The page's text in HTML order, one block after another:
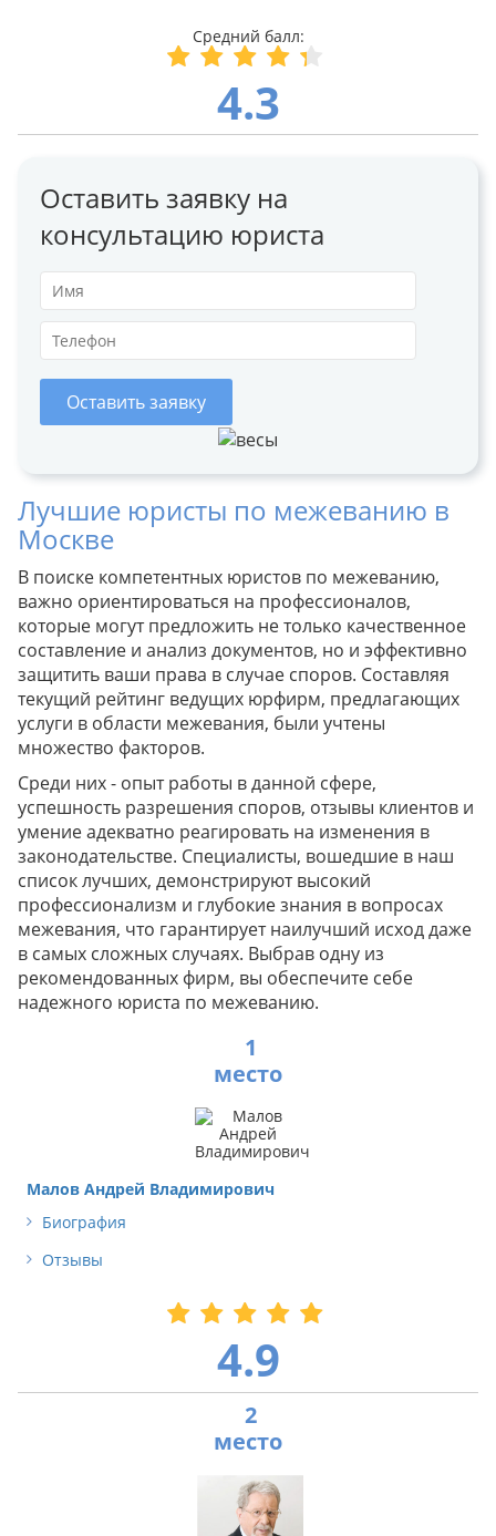
4.3
Оставить заявку на
консультацию юриста
Оставить заявку
Лучшие юристы по межеванию в
Москве
В поиске компетентных юристов по межеванию,
важно ориентироваться на профессионалов,
которые могут предложить не только качественное
составление и анализ документов, но и эффективно
защитить ваши права в случае споров. Составляя
текущий рейтинг ведущих юрфирм, предлагающих
услуги в области межевания, были учтены
множество факторов.
Среди них - опыт работы в данной сфере,
успешность разрешения споров, отзывы клиентов и
умение адекватно реагировать на изменения в
законодательстве. Специалисты, вошедшие в наш
список лучших, демонстрируют высокий
профессионализм и глубокие знания в вопросах
межевания, что гарантирует наилучший исход даже
в самых сложных случаях. Выбрав одну из
рекомендованных фирм, вы обеспечите себе
надежного юриста по межеванию.
1
Малов Андрей Владимирович
Биография
Отзывы
4.9
2